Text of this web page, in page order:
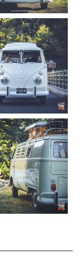
216
3
becombi
Août 10
177
0
becombi
Août 10
108
0